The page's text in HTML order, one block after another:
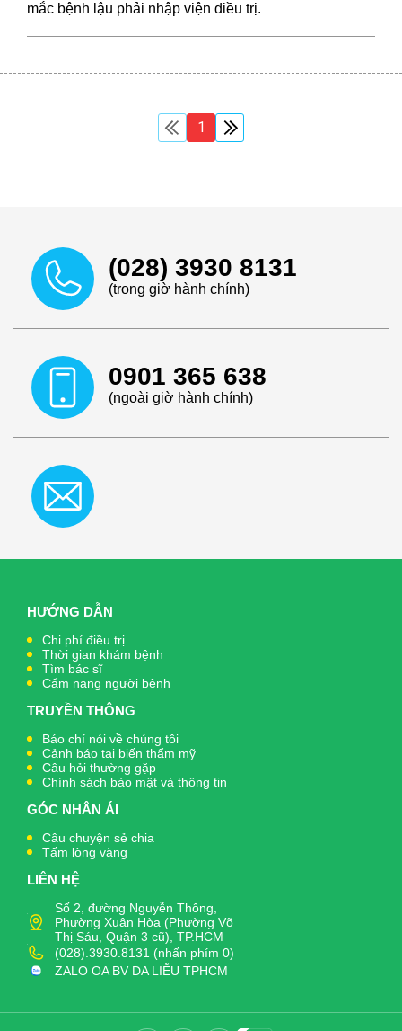
mắc bệnh lậu phải nhập viện điều trị.
1
(028) 3930 8131
(trong giờ hành chính)
0901 365 638
(ngoài giờ hành chính)
HƯỚNG DẪN
Chi phí điều trị
Thời gian khám bệnh
Tìm bác sĩ
Cẩm nang người bệnh
TRUYỀN THÔNG
Báo chí nói về chúng tôi
Cảnh báo tai biến thẩm mỹ
Câu hỏi thường gặp
Chính sách bảo mật và thông tin
GÓC NHÂN ÁI
Câu chuyện sẻ chia
Tấm lòng vàng
LIÊN HỆ
Số 2, đường Nguyễn Thông,
Phường Xuân Hòa (Phường Võ
Thị Sáu, Quận 3 cũ), TP.HCM
(028).3930.8131 (nhấn phím 0)
ZALO OA BV DA LIỄU TPHCM